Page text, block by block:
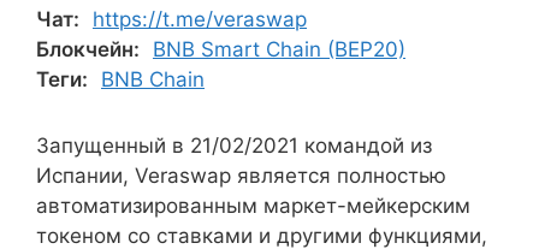
Чат:
https://t.me/veraswap
Блокчейн:
BNB Smart Chain (BEP20)
Теги:
BNB Chain
Запущенный в 21/02/2021 командой из
Испании, Veraswap является полностью
автоматизированным маркет-мейкерским
токеном со ставками и другими функциями,